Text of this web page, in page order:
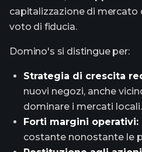
capitalizzazione di mercato
voto di fiducia.
Domino's si distingue per:
Strategia di crescita
nuovi negozi, anche
dominare i mercati locali.
Forti margini operativi:
costante nonostante le